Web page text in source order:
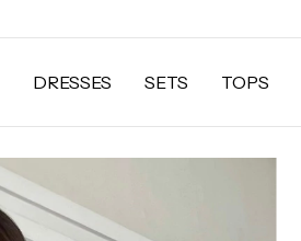
DRESSES SETS TOPS